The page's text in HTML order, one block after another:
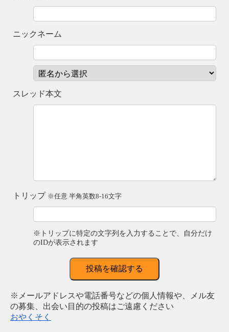
ニックネーム
スレッド本文
トリップ ※任意 半角英数8-16文字
※トリップに特定の文字列を入力することで、自分だけ
のIDが表示されます
投稿を確認する
※メールアドレスや電話番号などの個人情報や、メル友
の募集、出会い目的の投稿はご遠慮ください
おやくそく